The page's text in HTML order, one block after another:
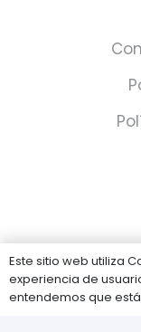
Este sitio web utiliza
experiencia de
entendemos que